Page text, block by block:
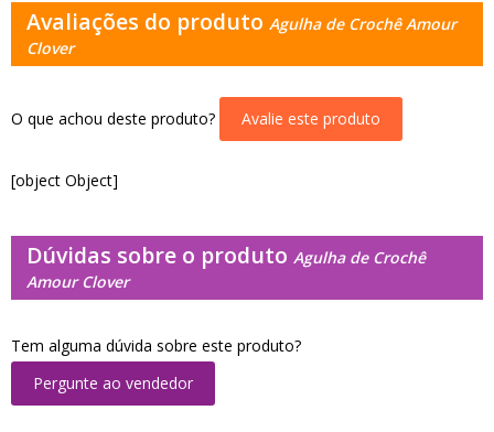
Avaliações do produto Agulha de Crochê Amour
Clover
O que achou deste produto? Avalie este produto
[object Object]
Dúvidas sobre o produto Agulha de Crochê
Amour Clover
Tem alguma dúvida sobre este produto?
Pergunte ao vendedor